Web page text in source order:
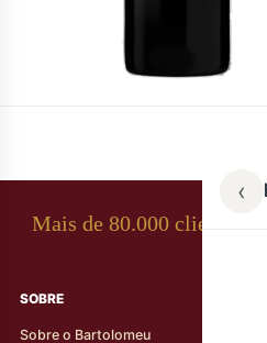
‹
Mais de 80.000 clientes
SOBRE
Sobre o Bartolomeu